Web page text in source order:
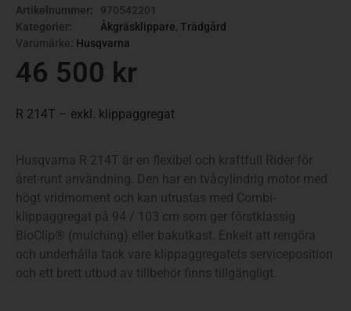
Artikelnummer:
970542201
Kategorier:
Åkgräsklippare, Trädgård
Varumärke: Husqvarna
46 500 kr
R 214T – exkl. klippaggregat
Husqvarna R 214T är en flexibel och kraftfull Rider för
året-runt användning. Den har en tvåcylindrig motor med
högt vridmoment och kan utrustas med Combi-
klippaggregat på 94 / 103 cm som ger förstklassig
BioClip® (mulching) eller bakutkast. Enkelt att rengöra
och underhålla tack vare klippaggregatets serviceposition
och ett brett utbud av tillbehör finns tillgängligt.